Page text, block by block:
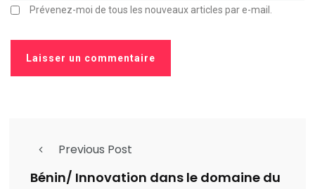
Prévenez-moi de tous les nouveaux articles par e-mail.
Previous Post
Bénin/ Innovation dans le domaine du